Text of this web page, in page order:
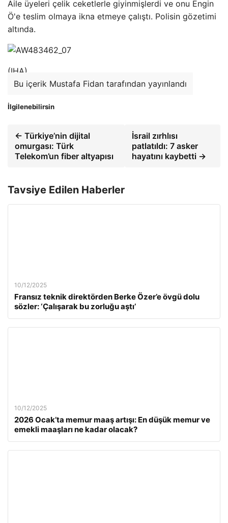
Aile üyeleri çelik ceketlerle giyinmişlerdi ve onu Engin
Ö'e teslim olmaya ikna etmeye çalıştı. Polisin gözetimi
altında.
(IHA)
Bu içerik Mustafa Fidan tarafından yayınlandı
İlgilenebilirsin
← Türkiye’nin dijital
omurgası: Türk
Telekom’un fiber altyapısı
İsrail zırhlısı
patlatıldı: 7 asker
hayatını kaybetti →
Tavsiye Edilen Haberler
10/12/2025
Fransız teknik direktörden Berke Özer’e övgü dolu
sözler: ‘Çalışarak bu zorluğu aştı’
10/12/2025
2026 Ocak’ta memur maaş artışı: En düşük memur ve
emekli maaşları ne kadar olacak?